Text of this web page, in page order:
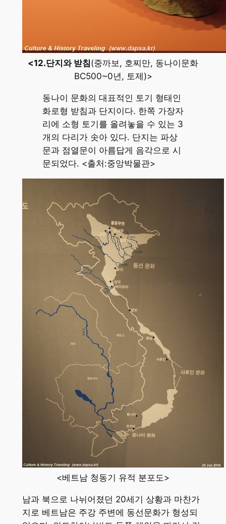
<12.단지와 받침(중까보, 호찌만, 동나이문화
BC500~0년, 토제)>
동나이 문화의 대표적인 토기 형태인
화로형 받침과 단지이다. 한쪽 가장자
리에 소형 토기를 올려놓을 수 있는 3
개의 다리가 솟아 있다. 단지는 파상
문과 점열문이 아름답게 음각으로 시
문되었다. <출처:중앙박물관>
<베트남 청동기 유적 분포도>
남과 북으로 나뉘어졌던 20세기 상황과 마찬가
지로 베트남은 주강 주변에 동선문화가 형성되